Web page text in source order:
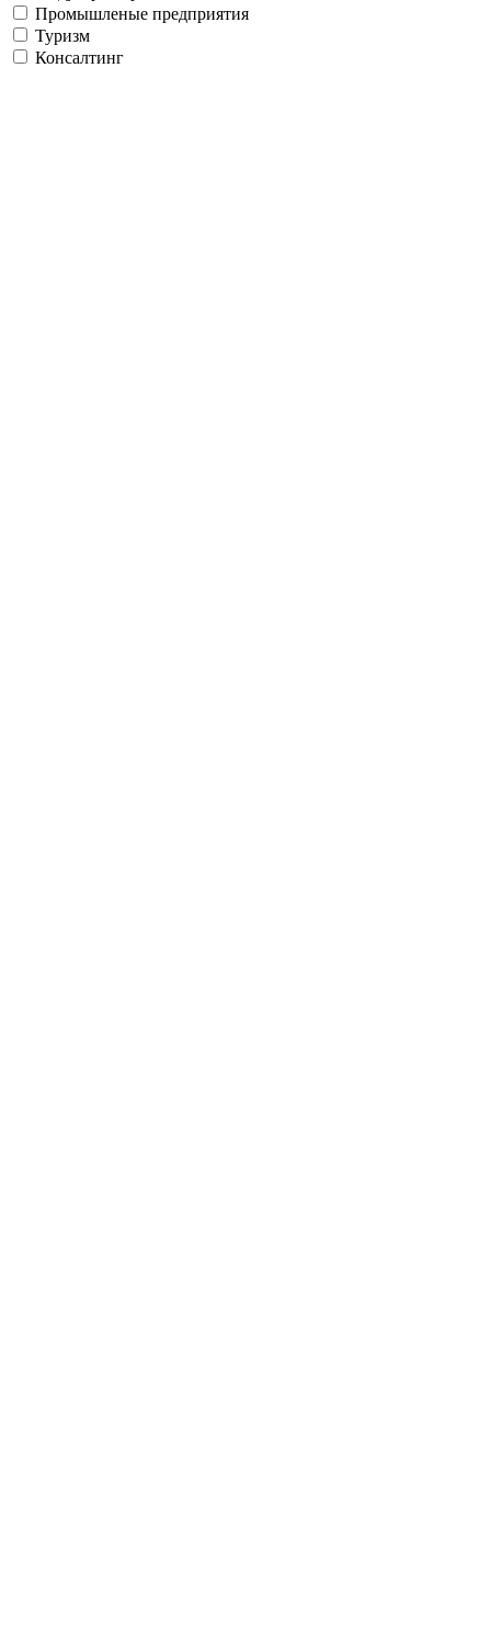
Промышленые предприятия
Туризм
Консалтинг